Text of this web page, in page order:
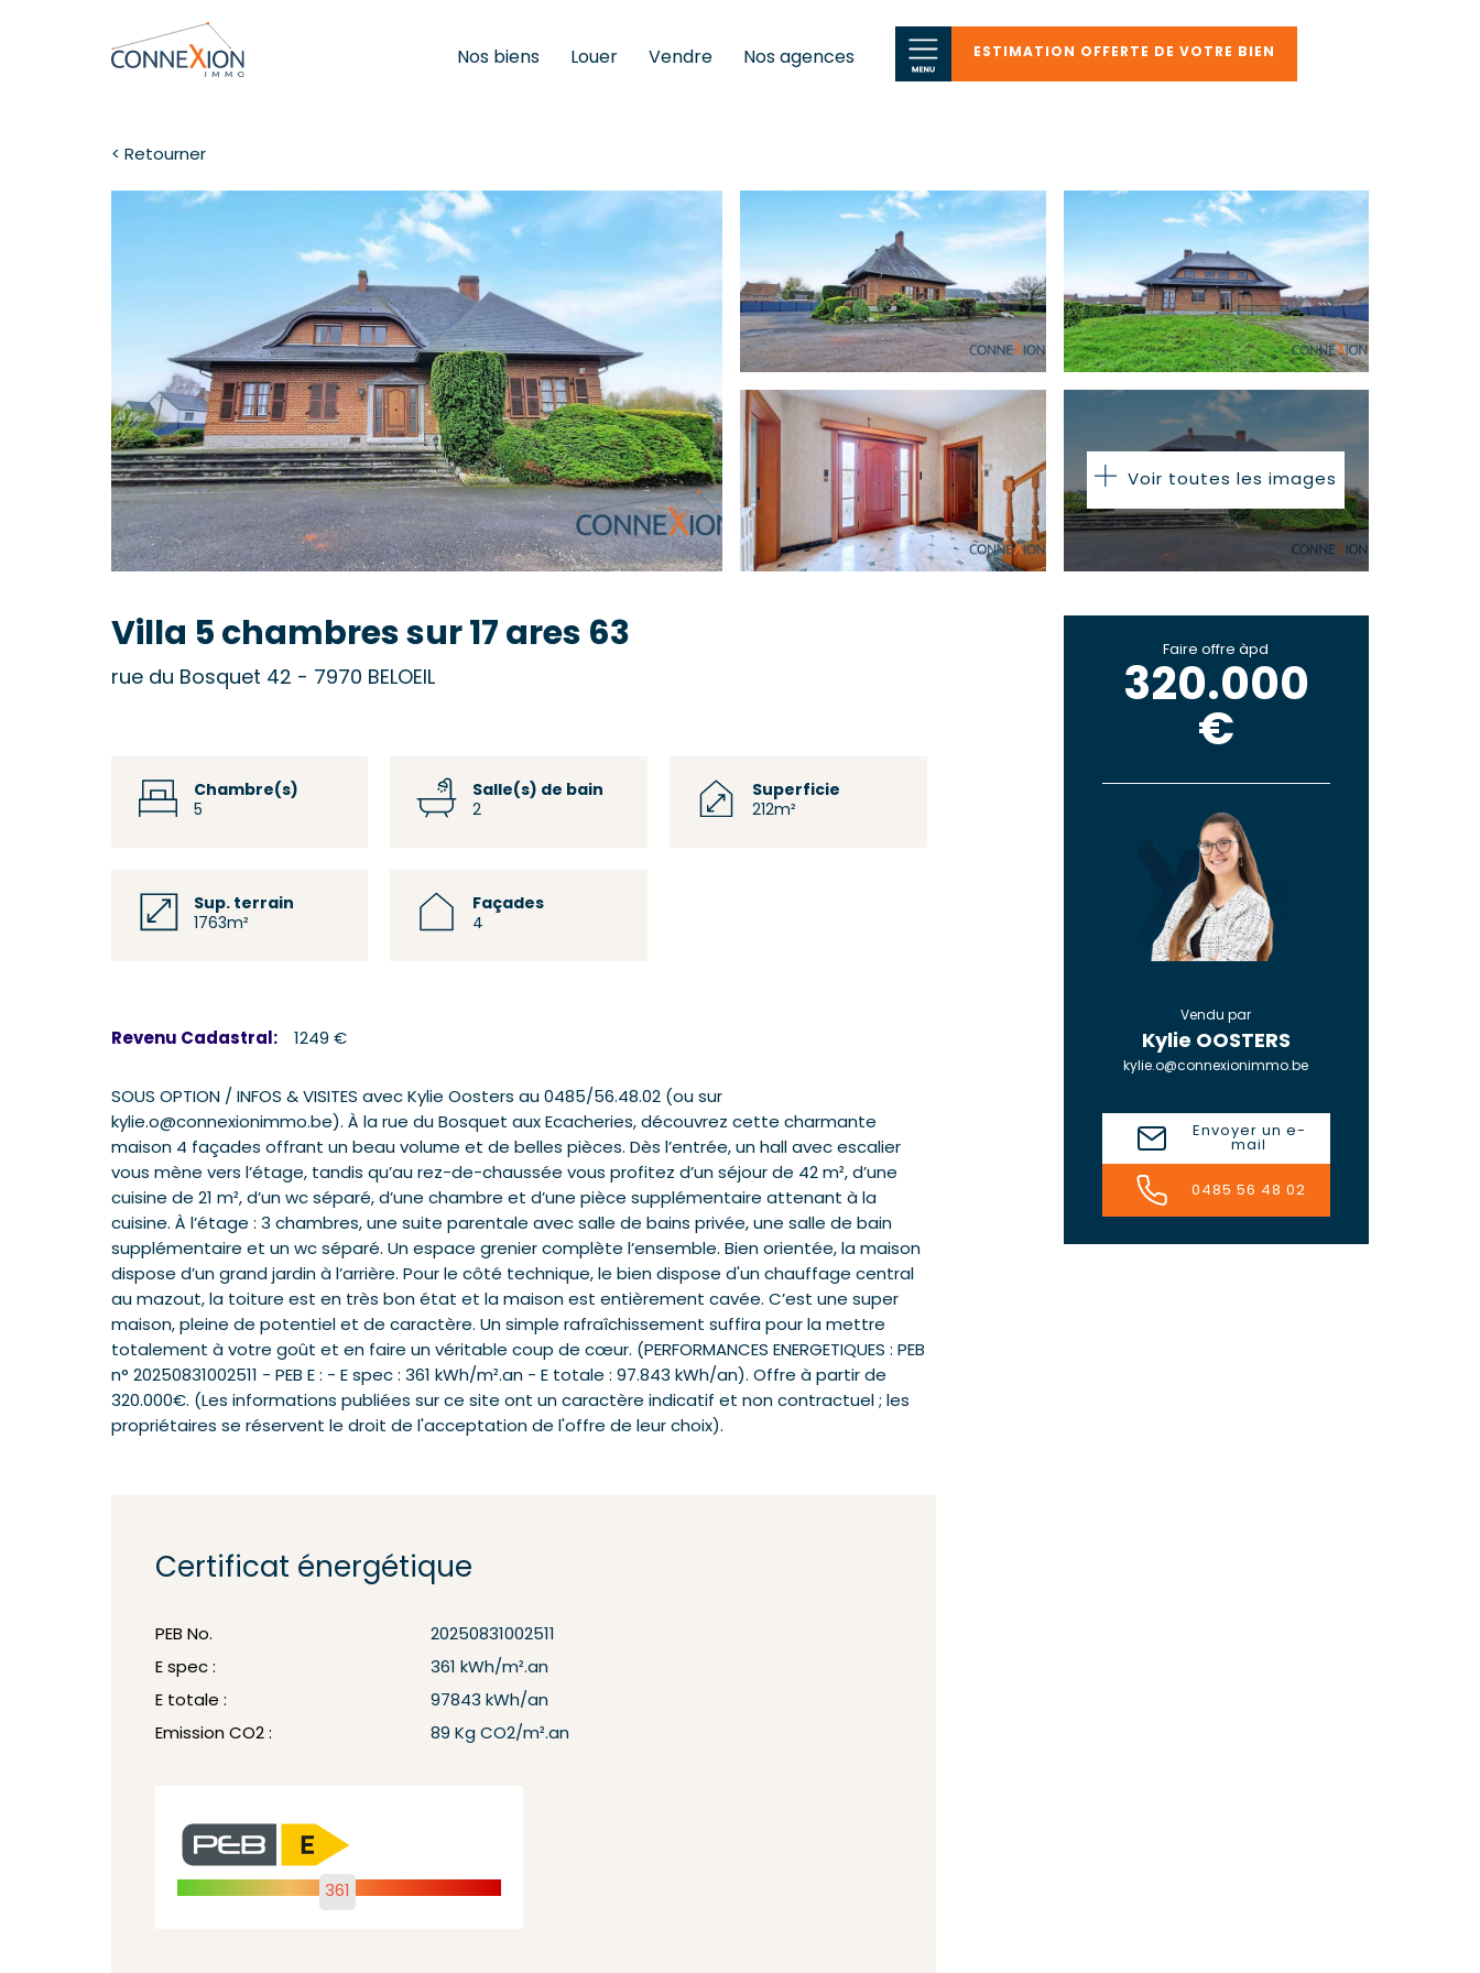
Nos biens Louer Vendre Nos agences ESTIMATION OFFERTE DE VOTRE BIEN
< Retourner
Voir toutes les images
Villa 5 chambres sur 17 ares 63
rue du Bosquet 42 - 7970 BELOEIL
Chambre(s)
5
Salle(s) de bain
2
Superficie
212m²
Sup. terrain
1763m²
Façades
4
Revenu Cadastral: 1249 €
SOUS OPTION / INFOS & VISITES avec Kylie Oosters au 0485/56.48.02 (ou sur
kylie.o@connexionimmo.be). À la rue du Bosquet aux Ecacheries, découvrez cette charmante
maison 4 façades offrant un beau volume et de belles pièces. Dès l’entrée, un hall avec escalier
vous mène vers l’étage, tandis qu’au rez-de-chaussée vous profitez d’un séjour de 42 m², d’une
cuisine de 21 m², d’un wc séparé, d’une chambre et d’une pièce supplémentaire attenant à la
cuisine. À l’étage : 3 chambres, une suite parentale avec salle de bains privée, une salle de bain
supplémentaire et un wc séparé. Un espace grenier complète l’ensemble. Bien orientée, la maison
dispose d’un grand jardin à l’arrière. Pour le côté technique, le bien dispose d'un chauffage central
au mazout, la toiture est en très bon état et la maison est entièrement cavée. C’est une super
maison, pleine de potentiel et de caractère. Un simple rafraîchissement suffira pour la mettre
totalement à votre goût et en faire un véritable coup de cœur. (PERFORMANCES ENERGETIQUES : PEB
n° 20250831002511 - PEB E : - E spec : 361 kWh/m².an - E totale : 97.843 kWh/an). Offre à partir de
320.000€. (Les informations publiées sur ce site ont un caractère indicatif et non contractuel ; les
propriétaires se réservent le droit de l'acceptation de l'offre de leur choix).
Certificat énergétique
PEB No.
20250831002511
E spec :
361 kWh/m².an
E totale :
97843 kWh/an
Emission CO2 :
89 Kg CO2/m².an
361
Faire offre àpd
320.000
€
Vendu par
Kylie OOSTERS
kylie.o@connexionimmo.be
Envoyer un e-
mail
0485 56 48 02